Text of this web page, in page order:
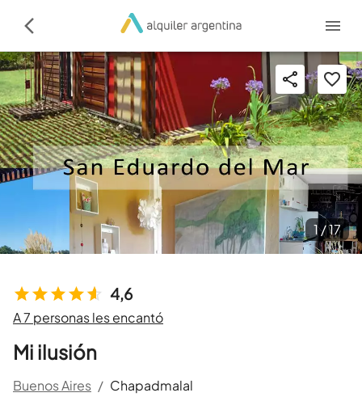
4,6
A 7 personas les encantó
Mi ilusión
Buenos Aires / Chapadmalal
1 /17